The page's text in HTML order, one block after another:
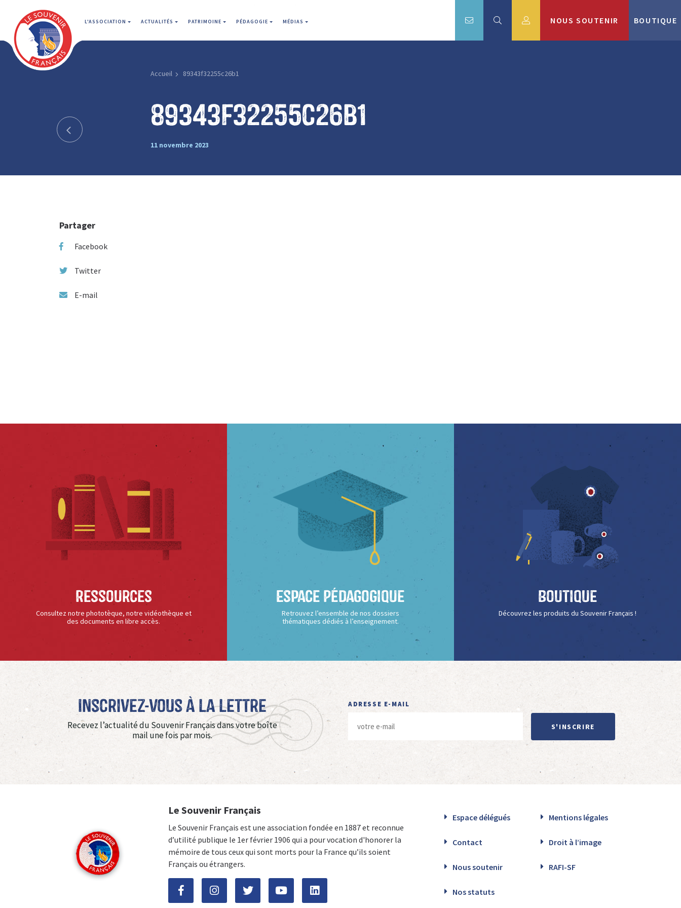
L'ASSOCIATION ACTUALITÉS PATRIMOINE PÉDAGOGIE MÉDIAS NOUS SOUTENIR BOUTIQUE
Accueil 89343f32255c26b1
89343f32255c26b1
11 novembre 2023
Partager
Facebook
Twitter
E-mail
Ressources
Consultez notre phototèque, notre vidéothèque et
des documents en libre accès.
Espace Pédagogique
Retrouvez l’ensemble de nos dossiers
thématiques dédiés à l’enseignement.
Boutique
Découvrez les produits du Souvenir Français !
Inscrivez-vous à La Lettre
Recevez l’actualité du Souvenir Français dans votre boîte
mail une fois par mois.
ADRESSE E-MAIL
S'INSCRIRE
Le Souvenir Français
Le Souvenir Français est une association fondée en 1887 et reconnue
d’utilité publique le 1er février 1906 qui a pour vocation d'honorer la
mémoire de tous ceux qui sont morts pour la France qu’ils soient
Français ou étrangers.
Espace délégués Mentions légales
Contact Droit à l’image
Nous soutenir RAFI-SF
Nos statuts